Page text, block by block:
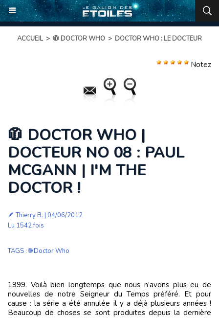
ACCUEIL > 🧥 DOCTOR WHO > DOCTOR WHO : LE DOCTEUR
Notez
🧥 DOCTOR WHO |
DOCTEUR NO 08 : PAUL
MCGANN | I'M THE
DOCTOR !
🪶Thierry B. | 04/06/2012
Lu 1542 fois
TAGS :🌐 Doctor Who
1999. Voilà bien longtemps que nous n’avons plus eu de
nouvelles de notre Seigneur du Temps préféré. Et pour
cause : la série a été annulée il y a déjà plusieurs années !
Beaucoup de choses se sont produites depuis la dernière